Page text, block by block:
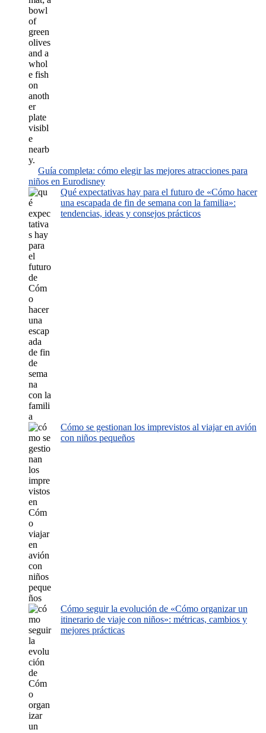
Guía completa: cómo elegir las mejores atracciones para
niños en Eurodisney
Qué expectativas hay para el futuro de «Cómo hacer
una escapada de fin de semana con la familia»:
tendencias, ideas y consejos prácticos
Cómo se gestionan los imprevistos al viajar en avión
con niños pequeños
Cómo seguir la evolución de «Cómo organizar un
itinerario de viaje con niños»: métricas, cambios y
mejores prácticas